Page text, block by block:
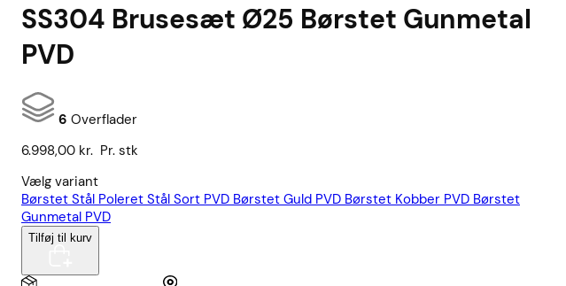
SS304 Brusesæt Ø25 Børstet Gunmetal
PVD
6 Overflader
6.998,00 kr. Pr. stk
Vælg variant
Børstet Stål Poleret Stål Sort PVD Børstet Guld PVD Børstet Kobber PVD Børstet
Gunmetal PVD
Tilføj til kurv